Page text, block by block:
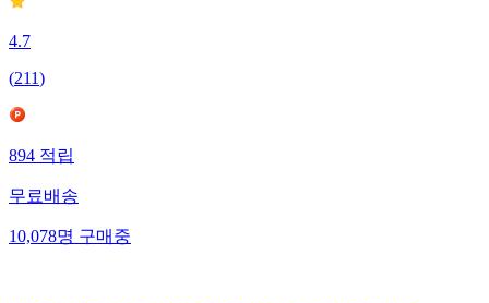
4.7
(211)
894 적립
무료배송
10,078명 구매중